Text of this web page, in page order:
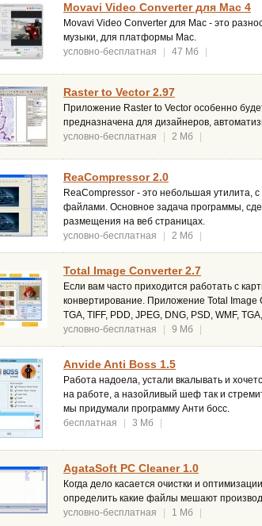
Movavi Video Converter для Mac 4
Movavi Video Converter для Mac - это
музыки, для платформы Mac.
условно-бесплатная
47 Мб
Raster to Vector 2.97
Приложение Raster to Vector особенно
предназначена для дизайнеров,
условно-бесплатная
2 Мб
ReaCompressor 2.0
ReaCompressor - это небольшая утилита,
файлами. Основное задача программы,
размещения на веб страницах.
условно-бесплатная
2 Мб
Total Image Converter 2.7
Если вам часто приходится работать с
конвертирование. Приложение Total
TGA, TIFF, PDD, JPEG, DNG, PSD, WMF,
условно-бесплатная
9 Мб
Anvide Anti Boss 1.5
Работа надоела, устали вкалывать и
на работе, а назойливый шеф так и
мы придумали программу Анти босс.
бесплатная
3 Мб
AgataSoft PC Cleaner 1.0
Когда дело касается очистки и
определить какие файлы мешают
условно-бесплатная
1 Мб